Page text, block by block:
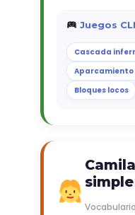
Juegos
Cascada
Bloques locos